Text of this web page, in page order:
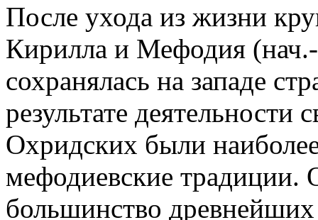
После ухода из жизни
Кирилла и Мефодия
сохранялась на западе
результате деятельности
Охридских были
мефодиевские традиции.
большинство